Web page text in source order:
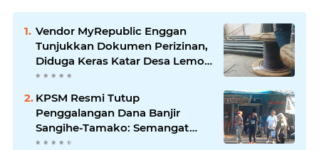
Vendor MyRepublic Enggan
Tunjukkan Dokumen Perizinan,
Diduga Keras Katar Desa Lemo
Disebut Handle Kordinasi
KPSM Resmi Tutup
Penggalangan Dana Banjir
Sangihe-Tamako: Semangat
Kebersamaan & Solidaritas